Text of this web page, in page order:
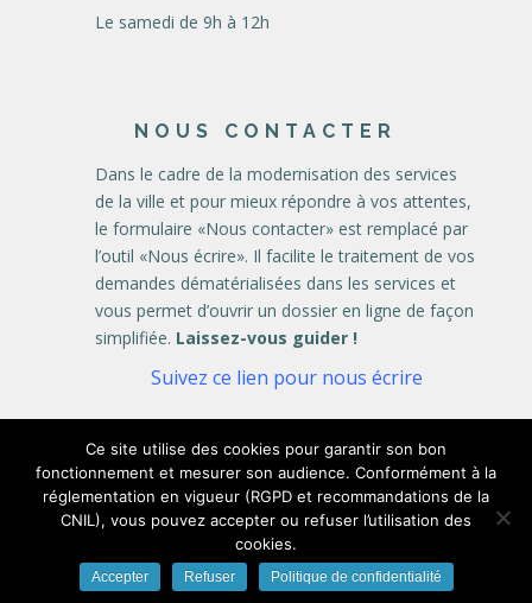
Le samedi de 9h à 12h
NOUS CONTACTER
Dans le cadre de la modernisation des services
de la ville et pour mieux répondre à vos attentes,
le formulaire «Nous contacter» est remplacé par
l’outil «Nous écrire». Il facilite le traitement de vos
demandes dématérialisées dans les services et
vous permet d’ouvrir un dossier en ligne de façon
simplifiée. Laissez-vous guider !
Suivez ce lien pour nous écrire
Mairie d'Achicourt 2019 -Mentions légales et
Politique de confidentialité-Crédits
Ce site utilise des cookies pour garantir son bon
fonctionnement et mesurer son audience. Conformément à la
réglementation en vigueur (RGPD et recommandations de la
CNIL), vous pouvez accepter ou refuser l’utilisation des
cookies.
Accepter Refuser Politique de confidentialité